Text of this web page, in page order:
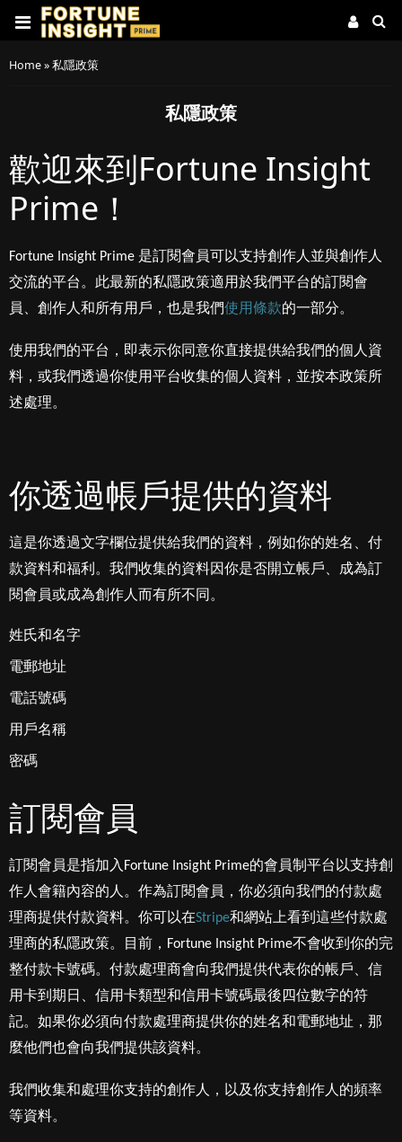
Home»私隱政策
私隱政策
歡迎來到Fortune Insight
Prime！
Fortune Insight Prime 是訂閱會員可以支持創作人並與創作人
交流的平台。此最新的私隱政策適用於我們平台的訂閱會
員、創作人和所有用戶，也是我們使用條款的一部分。
使用我們的平台，即表示你同意你直接提供給我們的個人資
料，或我們透過你使用平台收集的個人資料，並按本政策所
述處理。
你透過帳戶提供的資料
這是你透過文字欄位提供給我們的資料，例如你的姓名、付
款資料和福利。我們收集的資料因你是否開立帳戶、成為訂
閱會員或成為創作人而有所不同。
姓氏和名字
電郵地址
電話號碼
用戶名稱
密碼
訂閱會員
訂閱會員是指加入Fortune Insight Prime的會員制平台以支持創
作人會籍內容的人。作為訂閱會員，你必須向我們的付款處
理商提供付款資料。你可以在Stripe和網站上看到這些付款處
理商的私隱政策。目前，Fortune Insight Prime不會收到你的完
整付款卡號碼。付款處理商會向我們提供代表你的帳戶、信
用卡到期日、信用卡類型和信用卡號碼最後四位數字的符
記。如果你必須向付款處理商提供你的姓名和電郵地址，那
麼他們也會向我們提供該資料。
我們收集和處理你支持的創作人，以及你支持創作人的頻率
等資料。